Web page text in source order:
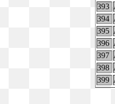
393
394
395
396
397
398
399